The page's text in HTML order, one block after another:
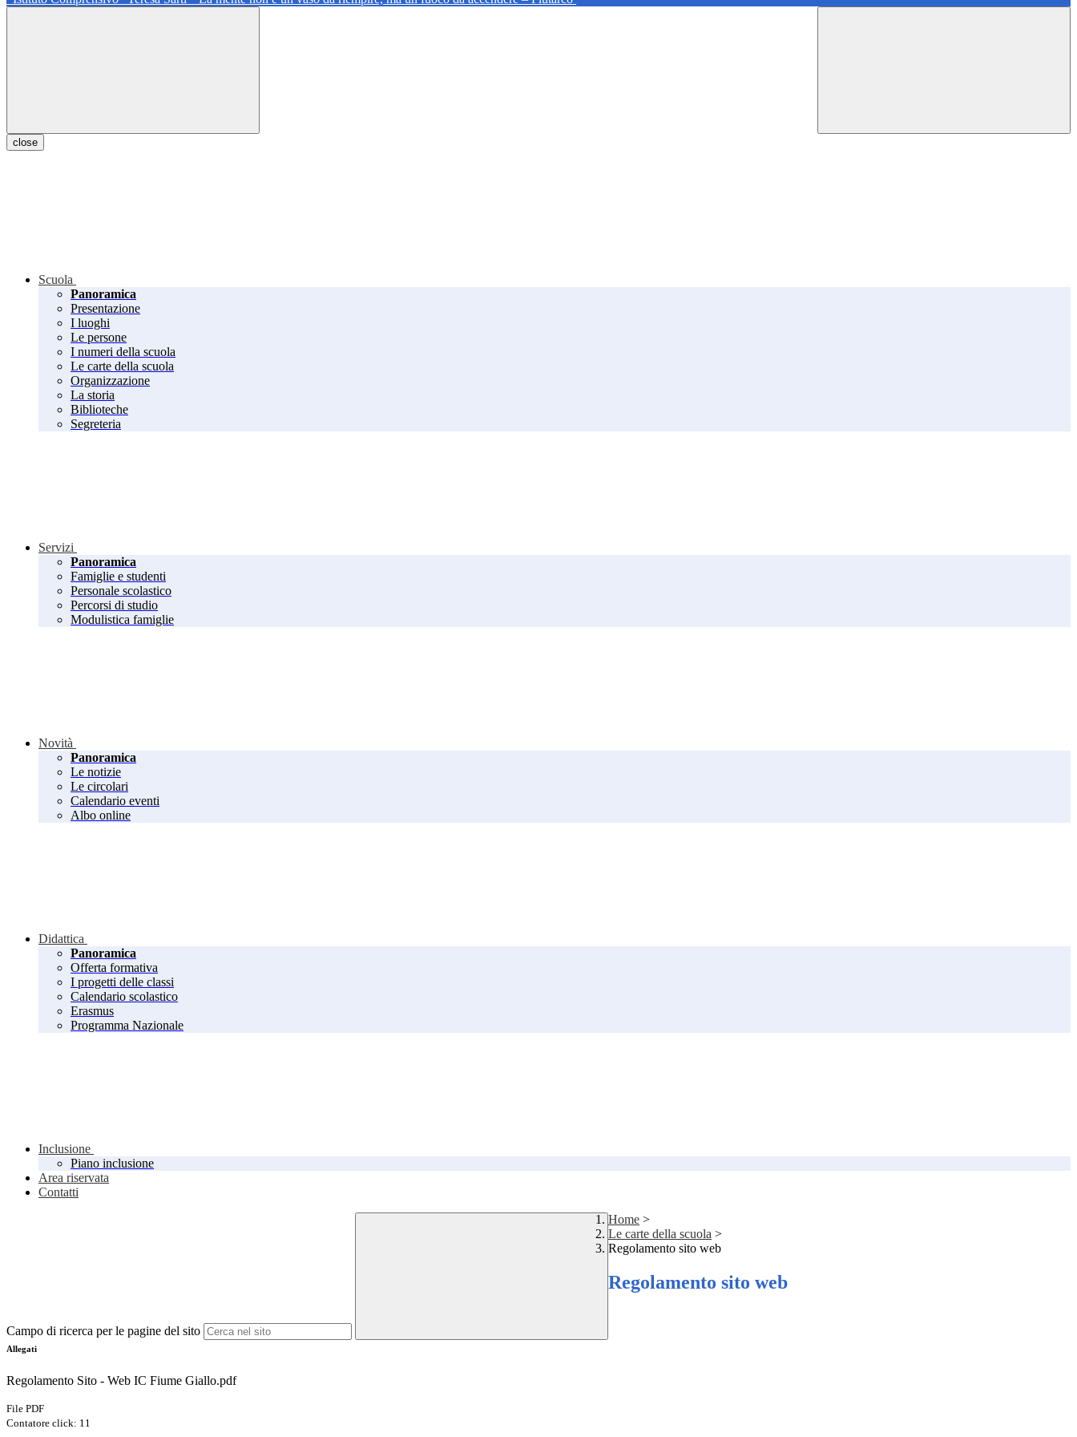
close
Scuola
Panoramica
Presentazione
I luoghi
Le persone
I numeri della scuola
Le carte della scuola
Organizzazione
La storia
Biblioteche
Segreteria
Servizi
Panoramica
Famiglie e studenti
Personale scolastico
Percorsi di studio
Modulistica famiglie
Novità
Panoramica
Le notizie
Le circolari
Calendario eventi
Albo online
Didattica
Panoramica
Offerta formativa
I progetti delle classi
Calendario scolastico
Erasmus
Programma Nazionale
Inclusione
Piano inclusione
Area riservata
Contatti
Campo di ricerca per le pagine del sito
Home >
Le carte della scuola >
Regolamento sito web
Regolamento sito web
Allegati
Regolamento Sito - Web IC Fiume Giallo.pdf
File PDF
Contatore click: 11